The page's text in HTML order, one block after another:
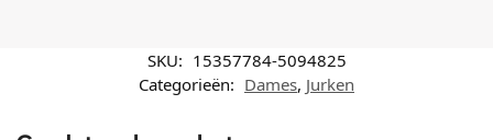
SKU: 15357784-5094825
Categorieën: Dames, Jurken